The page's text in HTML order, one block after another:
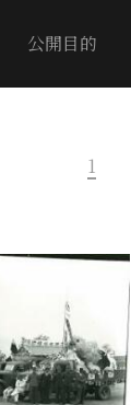
公開目的
1